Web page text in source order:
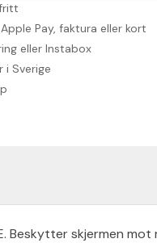
Pay, faktura eller kort
eller Instabox
i Sverige
Beskytter skjermen